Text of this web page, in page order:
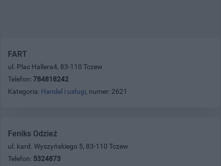
FART
ul. Plac Hallera4, 83-110 Tczew
Telefon: 784818242
Kategoria: Handel i usługi, numer: 2621
Feniks Odzież
ul. kard. Wyszyńskiego 5, 83-110 Tczew
Telefon: 5324873